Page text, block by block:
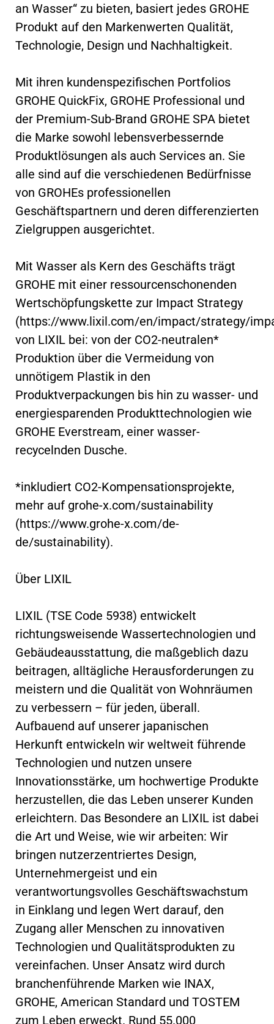
an Wasser“ zu bieten, basiert jedes GROHE
Produkt auf den Markenwerten Qualität,
Technologie, Design und Nachhaltigkeit.
Mit ihren kundenspezifischen Portfolios
GROHE QuickFix, GROHE Professional und
der Premium-Sub-Brand GROHE SPA bietet
die Marke sowohl lebensverbessernde
Produktlösungen als auch Services an. Sie
alle sind auf die verschiedenen Bedürfnisse
von GROHEs professionellen
Geschäftspartnern und deren differenzierten
Zielgruppen ausgerichtet.
Mit Wasser als Kern des Geschäfts trägt
GROHE mit einer ressourcenschonenden
Wertschöpfungskette zur Impact Strategy
(https://www.lixil.com/en/impact/strategy/
von LIXIL bei: von der CO2-neutralen*
Produktion über die Vermeidung von
unnötigem Plastik in den
Produktverpackungen bis hin zu wasser- und
energiesparenden Produkttechnologien wie
GROHE Everstream, einer wasser-
recycelnden Dusche.
*inkludiert CO2-Kompensationsprojekte,
mehr auf grohe-x.com/sustainability
(https://www.grohe-x.com/de-
de/sustainability).
Über LIXIL
LIXIL (TSE Code 5938) entwickelt
richtungsweisende Wassertechnologien und
Gebäudeausstattung, die maßgeblich dazu
beitragen, alltägliche Herausforderungen zu
meistern und die Qualität von Wohnräumen
zu verbessern – für jeden, überall.
Aufbauend auf unserer japanischen
Herkunft entwickeln wir weltweit führende
Technologien und nutzen unsere
Innovationsstärke, um hochwertige Produkte
herzustellen, die das Leben unserer Kunden
erleichtern. Das Besondere an LIXIL ist dabei
die Art und Weise, wie wir arbeiten: Wir
bringen nutzerzentriertes Design,
Unternehmergeist und ein
verantwortungsvolles Geschäftswachstum
in Einklang und legen Wert darauf, den
Zugang aller Menschen zu innovativen
Technologien und Qualitätsprodukten zu
vereinfachen. Unser Ansatz wird durch
branchenführende Marken wie INAX,
GROHE, American Standard und TOSTEM
zum Leben erweckt. Rund 55.000